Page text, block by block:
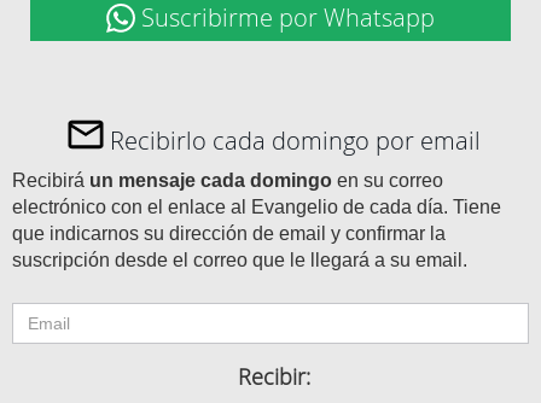
Suscribirme por Whatsapp
Recibirlo cada domingo por email
Recibirá un mensaje cada domingo en su correo
electrónico con el enlace al Evangelio de cada día. Tiene
que indicarnos su dirección de email y confirmar la
suscripción desde el correo que le llegará a su email.
Recibir: